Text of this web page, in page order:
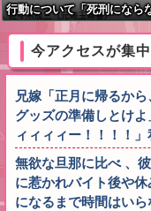
行動について「死刑になら
を警察官が死刑にしてしま
今アクセスが集
兄嫁「正月に帰るか
グッズの準備しとけ
ィィィィー！！！！
無欲な旦那に比べ 、
に惹かれバイト後や
になるまで時間はい